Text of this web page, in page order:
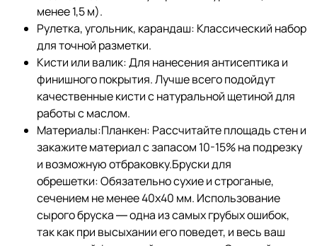
менее 1,5 м).
Рулетка, угольник, карандаш: Классический набор
для точной разметки.
Кисти или валик: Для нанесения антисептика и
финишного покрытия. Лучше всего подойдут
качественные кисти с натуральной щетиной для
работы с маслом.
Материалы:Планкен: Рассчитайте площадь стен и
закажите материал с запасом 10-15% на подрезку
и возможную отбраковку.Бруски для
обрешетки: Обязательно сухие и строганые,
сечением не менее 40х40 мм. Использование
сырого бруска — одна из самых грубых ошибок,
так как при высыхании его поведет, и весь ваш